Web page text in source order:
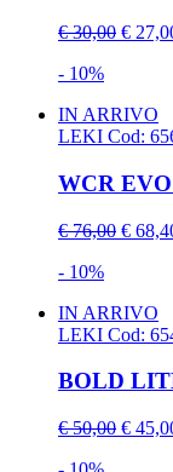
€ 30,00 €
- 10%
IN ARRIVO
LEKI Cod:
WCR
€ 76,00 €
- 10%
IN ARRIVO
LEKI Cod:
BOLD
€ 50,00 €